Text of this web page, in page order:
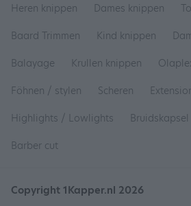
Heren knippen Dames knippen
Baard Trimmen
Kind knippen
Balayage
Krullen knippen
Föhnen / stylen
Scheren
Highlights / Lowlights
Bruidskapsel
Barber cut
Copyright 1Kapper.nl 2026